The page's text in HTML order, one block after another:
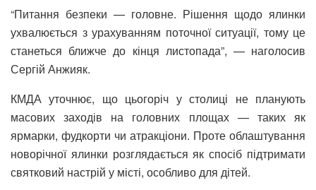
“Питання безпеки — головне. Рішення щодо ялинки
ухвалюється з урахуванням поточної ситуації, тому це
станеться ближче до кінця листопада”, — наголосив
Сергій Анжияк.
КМДА уточнює, що цьогоріч у столиці не планують
масових заходів на головних площах — таких як
ярмарки, фудкорти чи атракціони. Проте облаштування
новорічної ялинки розглядається як спосіб підтримати
святковий настрій у місті, особливо для дітей.